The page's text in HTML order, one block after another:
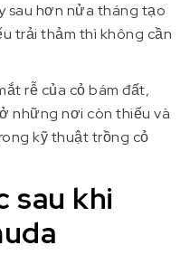
sau hơn nửa tháng tạo
trải thảm thì không cần
rễ của cỏ bám đất,
những nơi còn thiếu và
kỹ thuật trồng cỏ
sau khi